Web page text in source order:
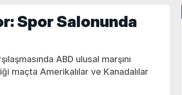
Spor Salonunda
ABD ulusal marşını
maçta Amerikalılar ve Kanadalılar